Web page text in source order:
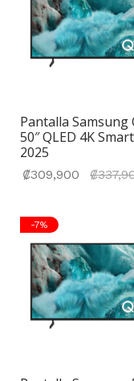
Pantalla Samsung
50″ QLED 4K
2025
₡309,900 ₡
-7%